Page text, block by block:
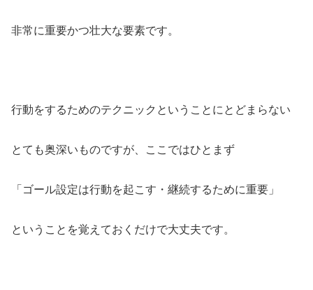
非常に重要かつ壮大な要素です。
行動をするためのテクニックということにとどまらない
とても奥深いものですが、ここではひとまず
「ゴール設定は行動を起こす・継続するために重要」
ということを覚えておくだけで大丈夫です。